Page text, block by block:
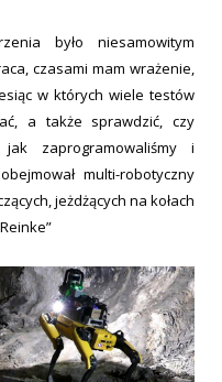
było niesamowitym
czasami mam wrażenie,
w których wiele testów
a także sprawdzić, czy
zaprogramowaliśmy i
multi-robotyczny
jeżdżących na kołach